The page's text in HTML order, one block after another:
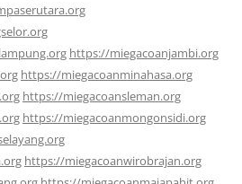
https://miegacoanjambi.org
https://miegacoanminahasa.org
https://miegacoansleman.org
https://miegacoanmongonsidi.org
https://miegacoanwirobrajan.org